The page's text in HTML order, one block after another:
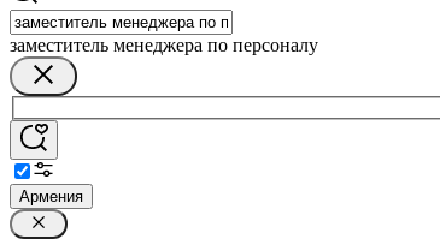
заместитель менеджера по персоналу
Армения